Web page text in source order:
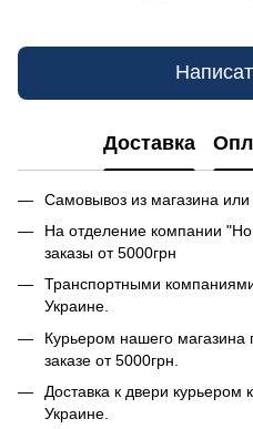
Доставка
Самовывоз из магазина или
На отделение компании
заказы от 5000грн
Транспортными
Украине.
Курьером нашего магазина
заказе от 5000грн.
Доставка к двери
Украине.